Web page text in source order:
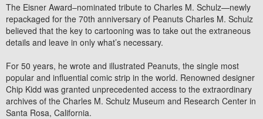
The Eisner Award–nominated tribute to Charles M. Schulz—newly
repackaged for the 70th anniversary of Peanuts Charles M. Schulz
believed that the key to cartooning was to take out the extraneous
details and leave in only what’s necessary.
For 50 years, he wrote and illustrated Peanuts, the single most
popular and influential comic strip in the world. Renowned designer
Chip Kidd was granted unprecedented access to the extraordinary
archives of the Charles M. Schulz Museum and Research Center in
Santa Rosa, California.